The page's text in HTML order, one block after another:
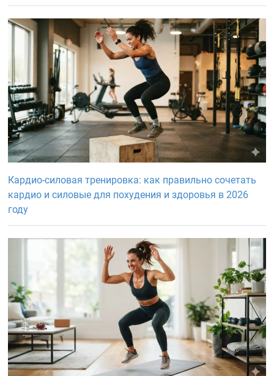
Кардио-силовая тренировка: как правильно сочетать
кардио и силовые для похудения и здоровья в 2026
году